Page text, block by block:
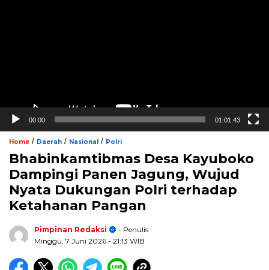
00:00 01:01:43
Home / Daerah / Nasional / Polri
Bhabinkamtibmas Desa Kayuboko
Dampingi Panen Jagung, Wujud
Nyata Dukungan Polri terhadap
Ketahanan Pangan
Pimpinan Redaksi
- Penulis
Minggu, 7 Juni 2026 - 21:13 WIB